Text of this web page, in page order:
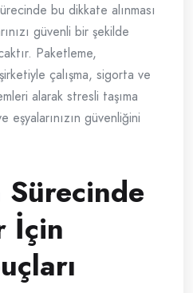
bu dikkate alınması
güvenli bir şekilde
Paketleme,
çalışma, sigorta ve
alarak stresli taşıma
eşyalarınızın güvenliğini
Sürecinde
İçin